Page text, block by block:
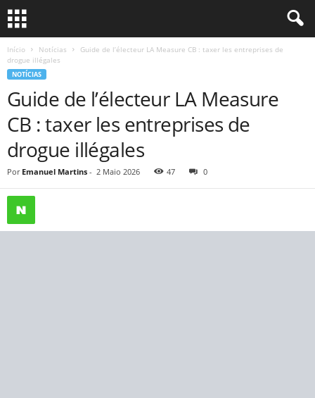
Início Notícias
Guide de l’électeur LA Measure CB : taxer les entreprises de
drogue illégales
NOTÍCIAS
Guide de l’électeur LA Measure
CB : taxer les entreprises de
drogue illégales
Por Emanuel Martins - 2 Maio 2026 47 0